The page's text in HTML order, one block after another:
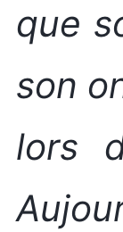
que
son
lors